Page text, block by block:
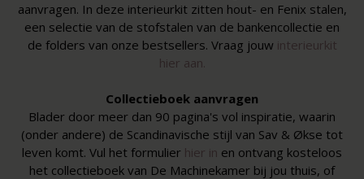
aanvragen. In deze interieurkit zitten hout- en Fenix stalen,
een selectie van de stofstalen van de bankencollectie en
de folders van onze bestsellers. Vraag jouw interieurkit
hier aan.
Collectieboek aanvragen
Blader door meer dan 90 pagina's vol inspiratie, waarin
(onder andere) de Scandinavische stijl van Sav & Økse tot
leven komt. Vul het formulier hier in en ontvang kosteloos
het collectieboek van De Machinekamer bij jou thuis, of